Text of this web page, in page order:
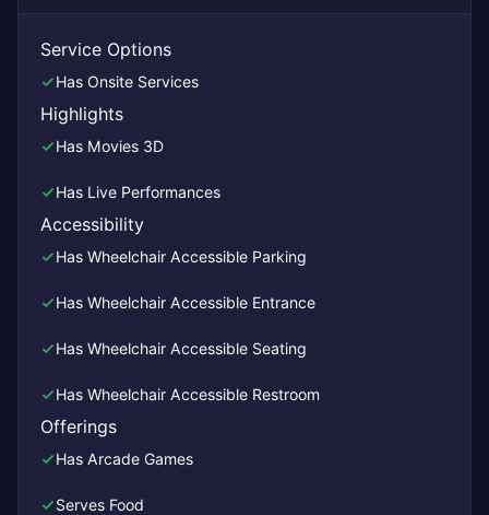
Service Options
Has Onsite Services
Highlights
Has Movies 3D
Has Live Performances
Accessibility
Has Wheelchair Accessible Parking
Has Wheelchair Accessible Entrance
Has Wheelchair Accessible Seating
Has Wheelchair Accessible Restroom
Offerings
Has Arcade Games
Serves Food